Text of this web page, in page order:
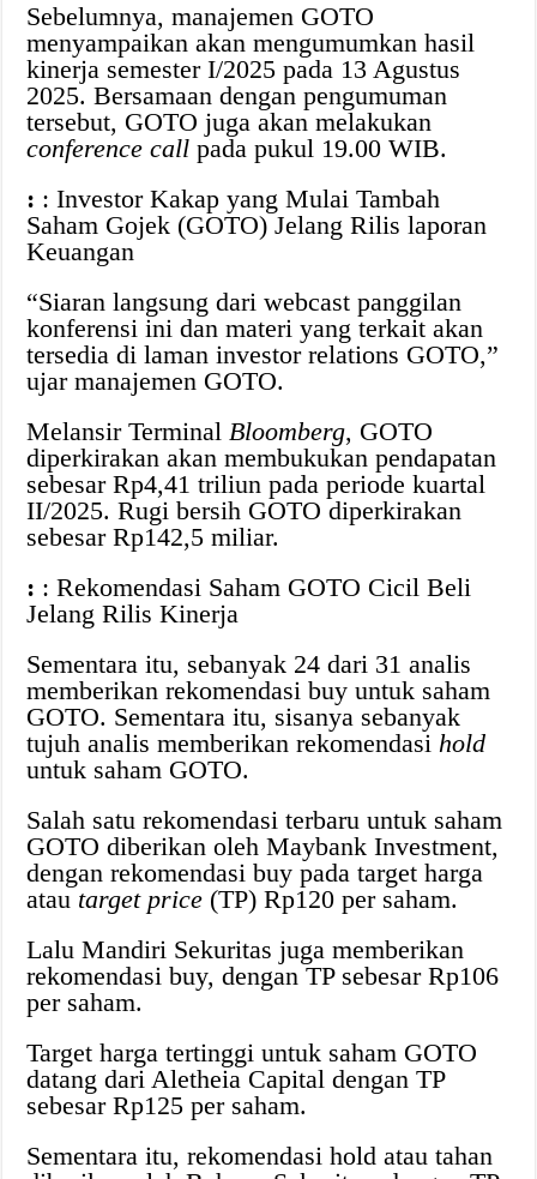
Sebelumnya, manajemen GOTO
menyampaikan akan mengumumkan hasil
kinerja semester I/2025 pada 13 Agustus
2025. Bersamaan dengan pengumuman
tersebut, GOTO juga akan melakukan
conference call pada pukul 19.00 WIB.
: : Investor Kakap yang Mulai Tambah
Saham Gojek (GOTO) Jelang Rilis laporan
Keuangan
“Siaran langsung dari webcast panggilan
konferensi ini dan materi yang terkait akan
tersedia di laman investor relations GOTO,”
ujar manajemen GOTO.
Melansir TerminalBloomberg, GOTO
diperkirakan akan membukukan pendapatan
sebesar Rp4,41 triliun pada periode kuartal
II/2025. Rugi bersih GOTO diperkirakan
sebesar Rp142,5 miliar.
: : Rekomendasi Saham GOTO Cicil Beli
Jelang Rilis Kinerja
Sementara itu, sebanyak 24 dari 31 analis
memberikan rekomendasi buy untuk saham
GOTO. Sementara itu, sisanya sebanyak
tujuh analis memberikan rekomendasihold
untuk saham GOTO.
Salah satu rekomendasi terbaru untuk saham
GOTO diberikan oleh Maybank Investment,
dengan rekomendasi buy pada target harga
atau target price (TP) Rp120 per saham.
Lalu Mandiri Sekuritas juga memberikan
rekomendasi buy, dengan TP sebesar Rp106
per saham.
Target harga tertinggi untuk saham GOTO
datang dari Aletheia Capital dengan TP
sebesar Rp125 per saham.
Sementara itu, rekomendasi hold atau tahan